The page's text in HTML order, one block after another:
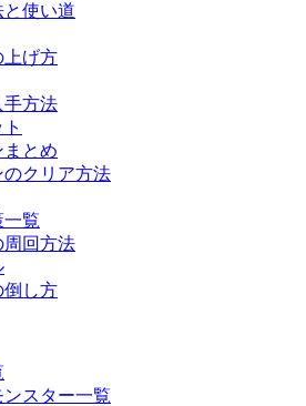
使い道
上げ方
手方法
とめ
クリア方法
一覧
周回方法
倒し方
スター一覧